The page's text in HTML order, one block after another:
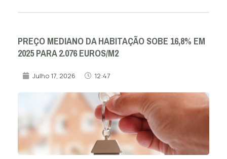
PREÇO MEDIANO DA HABITAÇÃO SOBE 16,8% EM
2025 PARA 2.076 EUROS/M2
Julho 17, 2026 12:47